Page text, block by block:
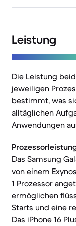
Leistung
Die Leistung
jeweiligen
bestimmt, was
alltäglichen
Anwendungen
Das Samsung
von einem
1 Prozessor
ermöglichen
Starts und eine
Das iPhone 16